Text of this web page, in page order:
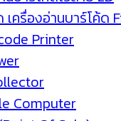
เครื่องอ่านบาร์โค้ด
Printer
Computer